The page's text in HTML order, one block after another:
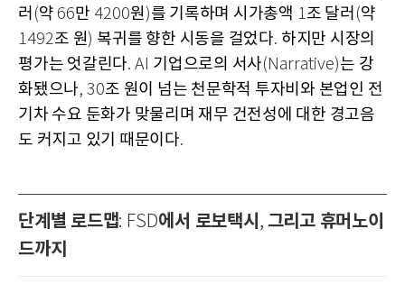
러 (약 66만 4200원 )를 기록하며 시가총액 1조 달러 (약
1492조 원) 복귀를 향한 시동을 걸었다. 하지만 시장의
평가는 엇갈린다. AI 기업으로의 서사(Narrative)는 강
화됐으나, 30조 원이 넘는 천문학적 투자비와 본업인 전
기차 수요 둔화가 맞물리며 재무 건전성에 대한 경고음
도 커지고 있기 때문이다.
단계별 로드맵: FSD에서 로보택시 , 그리고 휴머노이
드까지